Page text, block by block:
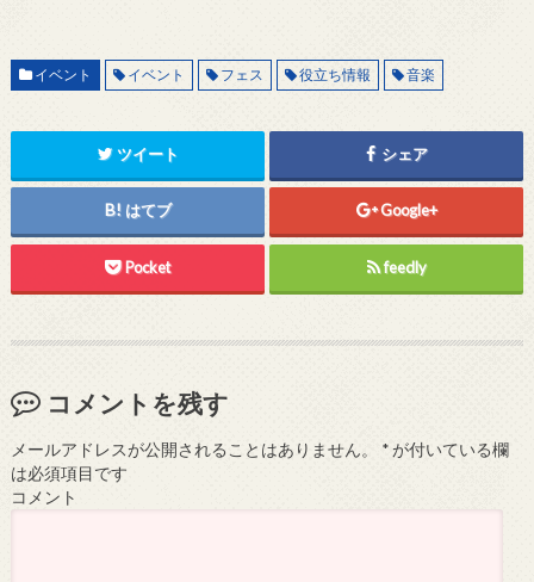
イベント イベント フェス 役立ち情報 音楽
ツイート シェア
はてブ Google+
Pocket feedly
コメントを残す
メールアドレスが公開されることはありません。 *が付いている欄
は必須項目です
コメント